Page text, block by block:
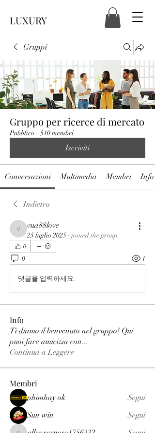
LUXURY
Gruppi
Gruppo per ricerce di mercato
Pubblico · 510 membri
Iscriviti
Conversazioni Multimedia Membri Info
Indietro
vua88love
vua88love
25 luglio 2025 · joined the group.
0
0 1
댓글을 입력하세요.
Info
Ti diamo il benvenuto nel gruppo! Qui
puoi fare amicizia con...
Continua a Leggere
Membri
phimhay ok
Segui
Sun win
Segui
allenreynoso1756332 Segui